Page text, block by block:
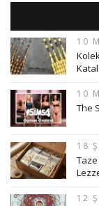
10
10
The
18
12